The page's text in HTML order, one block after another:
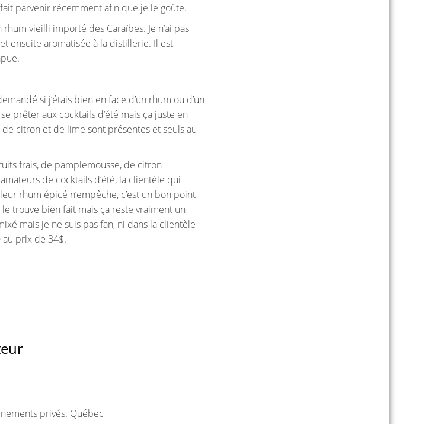
fait parvenir récemment afin que je le goûte.
vieilli importé des Caraïbes. Je n’ai pas
ensuite aromatisée à la distillerie. Il est
si j’étais bien en face d’un rhum ou d’un
prêter aux cocktails d’été mais ça juste en
citron et de lime sont présentes et seuls au
frais, de pamplemousse, de citron
de cocktails d’été, la clientèle qui
rhum épicé n’empêche, c’est un bon point
trouve bien fait mais ça reste vraiment un
mais je ne suis pas fan, ni dans la clientèle
prix de 34$.
privés. Québec